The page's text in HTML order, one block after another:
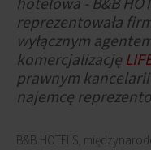
reprezentowała
wyłącznym
komercjalizację
prawnym
najemcę
B&B HOTELS,